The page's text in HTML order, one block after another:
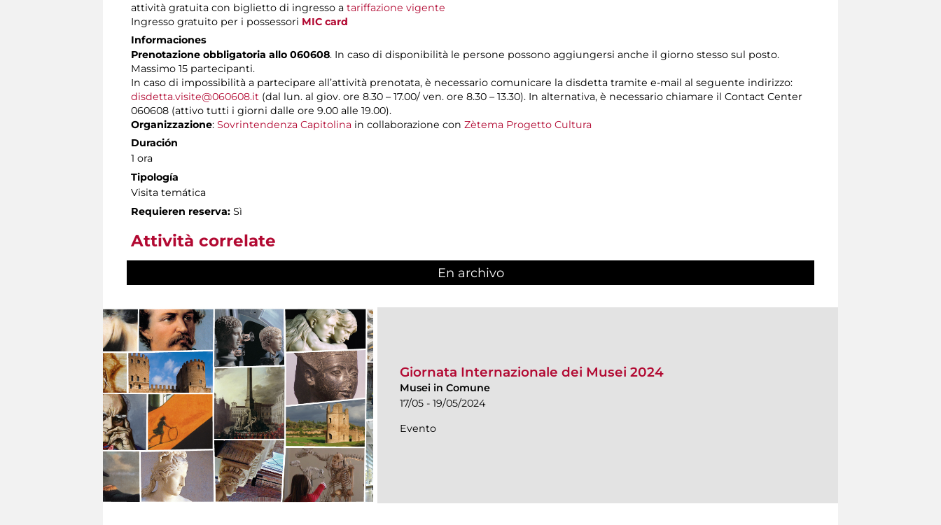
attività gratuita con biglietto di ingresso a tariffazione vigente
Ingresso gratuito per i possessori MIC card
Informaciones
Prenotazione obbligatoria allo 060608. In caso di disponibilità le persone possono aggiungersi anche il giorno stesso sul posto.
Massimo 15 partecipanti.
In caso di impossibilità a partecipare all’attività prenotata, è necessario comunicare la disdetta tramite e-mail al seguente indirizzo:
disdetta.visite@060608.it (dal lun. al giov. ore 8.30 – 17.00/ ven. ore 8.30 – 13.30). In alternativa, è necessario chiamare il Contact Center
060608 (attivo tutti i giorni dalle ore 9.00 alle 19.00).
Organizzazione: Sovrintendenza Capitolina in collaborazione con Zètema Progetto Cultura
Duración
1 ora
Tipología
Visita temática
Requieren reserva: Sì
Attività correlate
En archivo
Giornata Internazionale dei Musei 2024
Musei in Comune
17/05 - 19/05/2024
Evento